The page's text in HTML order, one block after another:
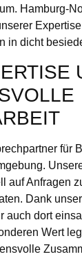
Hamburg-
in dicht
für
auf Anfragen
Dank
auch dort
Wert